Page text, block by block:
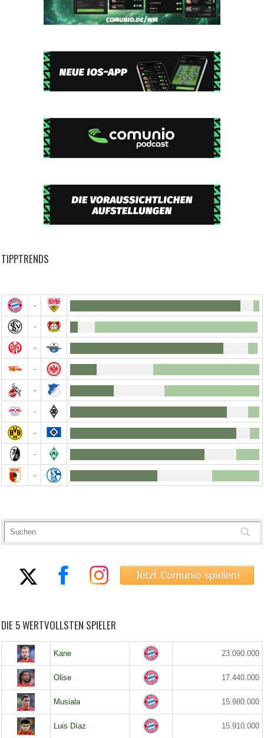
TIPPTRENDS
-
-
-
-
-
-
-
-
-
DIE 5 WERTVOLLSTEN SPIELER
Kane 23.090.000
Olise 17.440.000
Musiala 15.980.000
Luis Díaz 15.910.000